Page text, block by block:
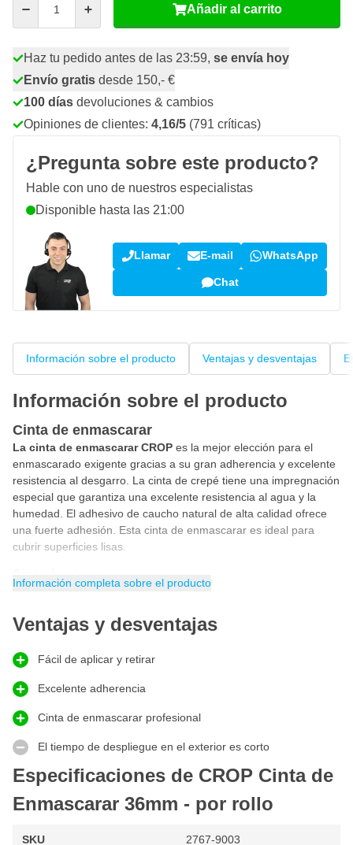
Añadir al carrito
Haz tu pedido antes de las 23:59, se envía hoy
Envío gratis desde 150,- €
100 días devoluciones & cambios
Opiniones de clientes: 4,16/5 (791 críticas)
¿Pregunta sobre este producto?
Hable con uno de nuestros especialistas
Disponible hasta las 21:00
Llamar E-mail WhatsApp
Chat
Información sobre el producto Ventajas y desventajas
Información sobre el producto
Cinta de enmascarar
La cinta de enmascarar CROP es la mejor elección para el
enmascarado exigente gracias a su gran adherencia y excelente
resistencia al desgarro. La cinta de crepé tiene una impregnación
especial que garantiza una excelente resistencia al agua y la
humedad. El adhesivo de caucho natural de alta calidad ofrece
una fuerte adhesión. Esta cinta de enmascarar es ideal para
cubrir superficies lisas.
La cinta de pintor es útil durante la pintura para crear líneas
puede utilizarse para delimitar bordes y proteger contra
salpicaduras de pintura. Además, ayuda a fijar la película de
enmascaramiento en superficies que no se van a pintar. La cinta
crepé CROP es adecuada para todo tipo de pinturas y lacas.
Tanto si trabaja con pintura convencional a base de diluyente,
mejor cinta de enmascarar para cualquier aplicación! La pintura
no se correrá bajo la cinta de enmascarar.
Cinta de enmascarar
La cinta de enmascarar se utiliza en talleres de reparación de
automóviles para enmascarar piezas de la carrocería durante la
pulverización, manteniendo protegidas las superficies
circundantes. Ayuda a crear líneas de pintura ajustadas y evita
Información completa sobre el producto
Ventajas y desventajas
Fácil de aplicar y retirar
Excelente adherencia
Cinta de enmascarar profesional
El tiempo de despliegue en el exterior es corto
Especificaciones de CROP Cinta de
Enmascarar 36mm - por rollo
SKU 2767-9003